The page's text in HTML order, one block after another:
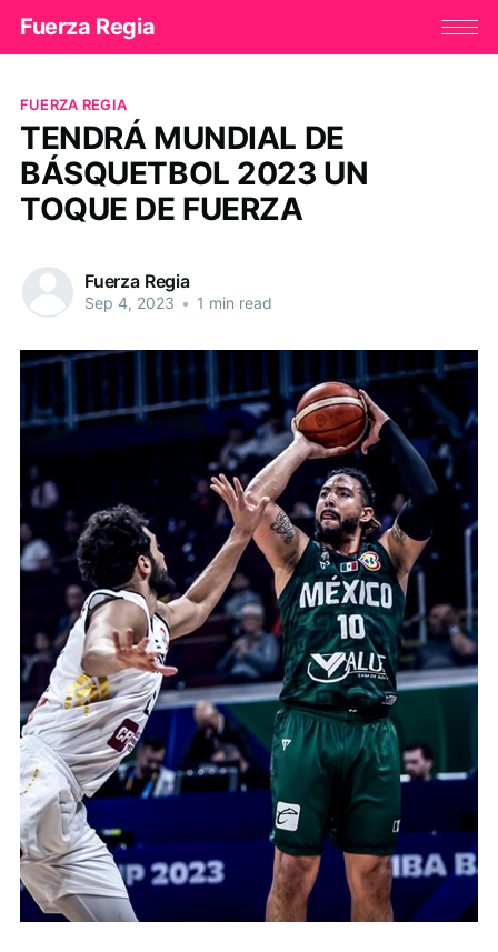
Fuerza Regia
FUERZA REGIA
TENDRÁ MUNDIAL DE
BÁSQUETBOL 2023 UN
TOQUE DE FUERZA
Fuerza Regia
Sep 4, 2023 • 1 min read